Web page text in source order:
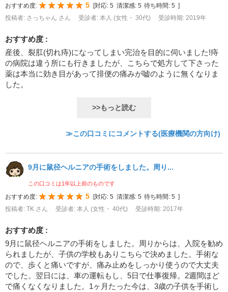
おすすめ度: 5 [対応: 5 清潔感: 5 待ち時間: 5 ]
投稿者: さっちゃん さん
受診者: 本人 (女性・ 30代) 受診時期: 2019年
おすすめ度 :
産後、裂肛(切れ痔)になってしまい完治を目的に伺いました!痔
の病院は違う所にも行きましたが、こちらで処方して下さった
薬は本当に効き目があって排便の痛みが嘘のように無くなりま
した。
>>もっと読む
≫この口コミにコメントする(医療機関の方向け)
9月に鼠径ヘルニアの手術をしました。周り...
この口コミは1年以上前のものです
おすすめ度: 5 対応: 5 清潔感: 5 待ち時間: 5
投稿者: TK さん
受診者: 本人 (女性・ 40代) 受診時期: 2017年
おすすめ度 :
9月に鼠径ヘルニアの手術をしました。周りからは、入院を勧め
られましたが、子供の学校もありこちらで決めました。手術な
ので、歩くと痛いですが、痛み止めをしっかり使うので大丈夫
でした。翌日には、車の運転もし、5日で仕事復帰。2週間ほど
で痛くなくなりました。1ヶ月たった今は、3歳の子供を手術し